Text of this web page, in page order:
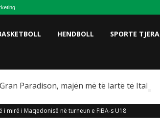
HENDBOLL SPORTE TJERA
Paradison, majën më të lartë të Italisë
mirë i Maqedonisë në turneun e FIBA-s U18